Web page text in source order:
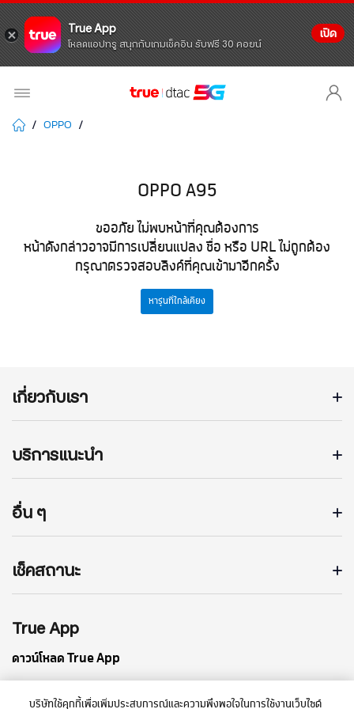
True App
โหลดแอปทรู สนุกกับเกมเช็คอิน รับฟรี 30 คอยน์
เปิด
OPPO
OPPO A95
ขออภัย ไม่พบหน้าที่คุณต้องการ
หน้าดังกล่าวอาจมีการเปลี่ยนแปลง ชื่อ หรือ URL ไม่ถูกต้อง
กรุณาตรวจสอบลิงค์ที่คุณเข้ามาอีกครั้ง
หารุ่นที่ใกล้เคียง
เกี่ยวกับเรา
บริการแนะนำ
อื่น ๆ
เช็คสถานะ
True App
ดาวน์โหลด True App
บริษัทใช้คุกกี้เพื่อเพิ่มประสบการณ์และความพึงพอใจในการใช้งานเว็บไซต์